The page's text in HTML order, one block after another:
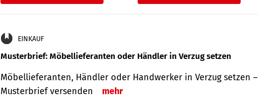
EINKAUF
Musterbrief: Möbellieferanten oder Händler in Verzug setzen
Möbellieferanten, Händler oder Handwerker in Verzug setzen –
Musterbrief versenden
mehr